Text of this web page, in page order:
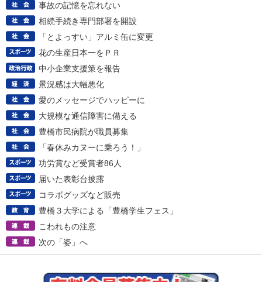
事故の記憶を忘れない
相続手続き専門部署を開設
「とよっすい」アルミ缶に変更
花の生産日本一をＰＲ
中小企業支援策を報告
景況感は大幅悪化
愛のメッセージでハッピーに
大規模な通信障害に備える
豊橋市民病院が職員募集
「春休みカヌーに乗ろう！」
功労賞など受賞者86人
届いた表彰台披露
コラボグッズなど販売
豊橋３大学による「豊橋学生フェス」
こわれもの注意
次の「姿」へ